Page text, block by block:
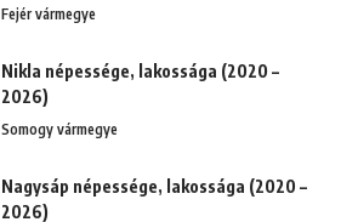
Fejér vármegye
Nikla népessége, lakossága (2020 –
2026)
Somogy vármegye
Nagysáp népessége, lakossága (2020 –
2026)